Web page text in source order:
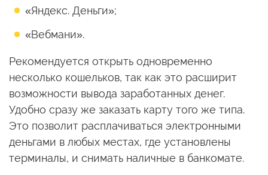
«Яндекс. Деньги»;
«Вебмани».
Рекомендуется открыть одновременно
несколько кошельков, так как это расширит
возможности вывода заработанных денег.
Удобно сразу же заказать карту того же типа.
Это позволит расплачиваться электронными
деньгами в любых местах, где установлены
терминалы, и снимать наличные в банкомате.